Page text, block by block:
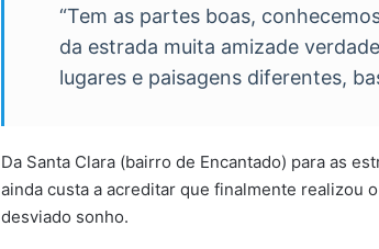
“Tem as partes boas,
da estrada muita amizade
lugares e paisagens diferentes,
Da Santa Clara (bairro de Encantado) para as
ainda custa a acreditar que finalmente realizou
desviado sonho.